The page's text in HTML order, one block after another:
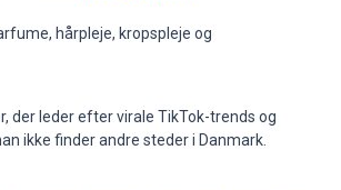
hårpleje, kropspleje og
der leder efter virale TikTok-trends og
ikke finder andre steder i Danmark.